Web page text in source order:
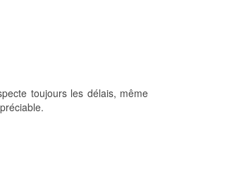
toujours les délais, même